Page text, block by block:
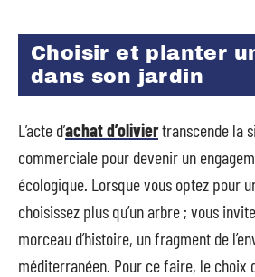
Choisir et planter
dans son jardin
L’acte d’achat d’oliviertranscende la
commerciale pour devenir un
écologique. Lorsque vous optez pour
choisissez plus qu’un arbre ; vous
morceau d’histoire, un fragment de
méditerranéen. Pour ce faire, le choix